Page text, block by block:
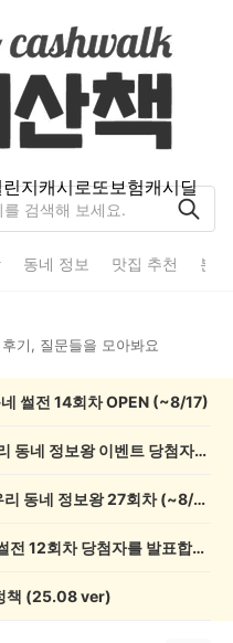
지캐시로또보험캐시딜
동네 정보 맛집 추천 분
기, 질문들을 모아봐요
썰전 14회차 OPEN (~8/17)
💰[당첨자 발표] 26회차 우리 동네 정보왕 이벤트 당첨자를 발표합니다!
💸 전원 2,000캐시 지급! 우리 동네 정보왕 27회차 (~8/10)
💰[당첨자 발표] 우리 동네 썰전 12회차 당첨자를 발표합니다!
책 (25.08 ver)